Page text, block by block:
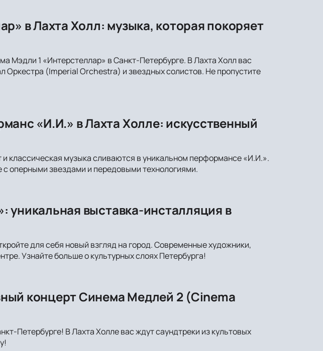
в Лахта Холл: музыка, которая покоряет
Мэдли 1 «Интерстеллар» в Санкт-Петербурге. В Лахта Холл вас
Оркестра (Imperial Orchestra) и звездных солистов. Не пропустите
«И.И.» в Лахта Холле: искусственный
классическая музыка сливаются в уникальном перформансе «И.И.».
оперными звездами и передовыми технологиями.
уникальная выставка-инсталляция в
для себя новый взгляд на город. Современные художники,
Узнайте больше о культурных слоях Петербурга!
концерт Синема Медлей 2 (Cinema
Петербурге! В Лахта Холле вас ждут саундтреки из культовых